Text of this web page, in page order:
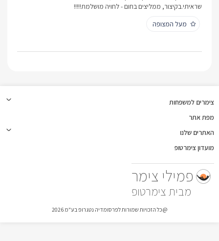
שראיתי.בקיצור, ממליצים בחום - לחויה מושלמת!!!!!
מעל המצופה
פמילי צימר
צימרטופ
צימרים למשפחות
מפת אתר
האתרים שלנו
מועדון צימרטופ
@כל הזכויות שמורות לפרסומדיה נטגרופ בע"מ 2026